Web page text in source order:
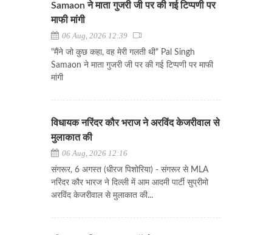
Samaon ने माता गुजरी जी पर की गई टिप्पणी पर
माफी मांगी
06 Aug, 2026 12:39
"मैंने जो कुछ कहा, वह मेरी गलती थी" Pal Singh
Samaon ने माता गुजरी जी पर की गई टिप्पणी पर माफी
मांगी
विधायक नरिंदर कौर भराज ने अरविंद केजरीवाल से
मुलाकात की
06 Aug, 2026 12:16
संगरूर, 6 अगस्त (धीरज पिशोरिया) - संगरूर से MLA
नरिंदर कौर भारज ने दिल्ली में आम आदमी पार्टी सुप्रीमो
अरविंद केजरीवाल से मुलाकात की...